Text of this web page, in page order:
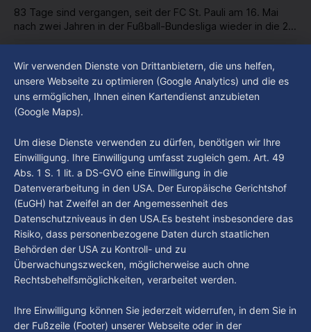
83 Tage sind vergangen, seit der FC St. Pauli am 16. Mai
nach zwei Jahren in der Fußball-Bundesliga wieder in die 2.
haben den Kiezclub verlassen. Dafür kamen in den letzten
Wochen einige
Im Gespräch mit Christian Pothe - Heute zu
Gast: Götz Tintelnot
By Luca Kimmel 6. Aug. 2026
Nissi's Kunstwelt - Folge 18
By Luca Kimmel 6. Aug. 2026
Wir verwenden Dienste von Drittanbietern, die uns helfen,
unsere Webseite zu optimieren (Google Analytics) und die es
uns ermöglichen, Ihnen einen Kartendienst anzubieten
(Google Maps).
Um diese Dienste verwenden zu dürfen, benötigen wir Ihre
Einwilligung. Ihre Einwilligung umfasst zugleich gem. Art. 49
Abs. 1 S. 1 lit. a DS-GVO eine Einwilligung in die
Datenverarbeitung in den USA. Der Europäische Gerichtshof
(EuGH) hat Zweifel an der Angemessenheit des
Datenschutzniveaus in den USA.Es besteht insbesondere das
Risiko, dass personenbezogene Daten durch staatlichen
Behörden der USA zu Kontroll- und zu
Überwachungszwecken, möglicherweise auch ohne
Rechtsbehelfsmöglichkeiten, verarbeitet werden.
Ihre Einwilligung können Sie jederzeit widerrufen, in dem Sie in
der Fußzeile (Footer) unserer Webseite oder in der